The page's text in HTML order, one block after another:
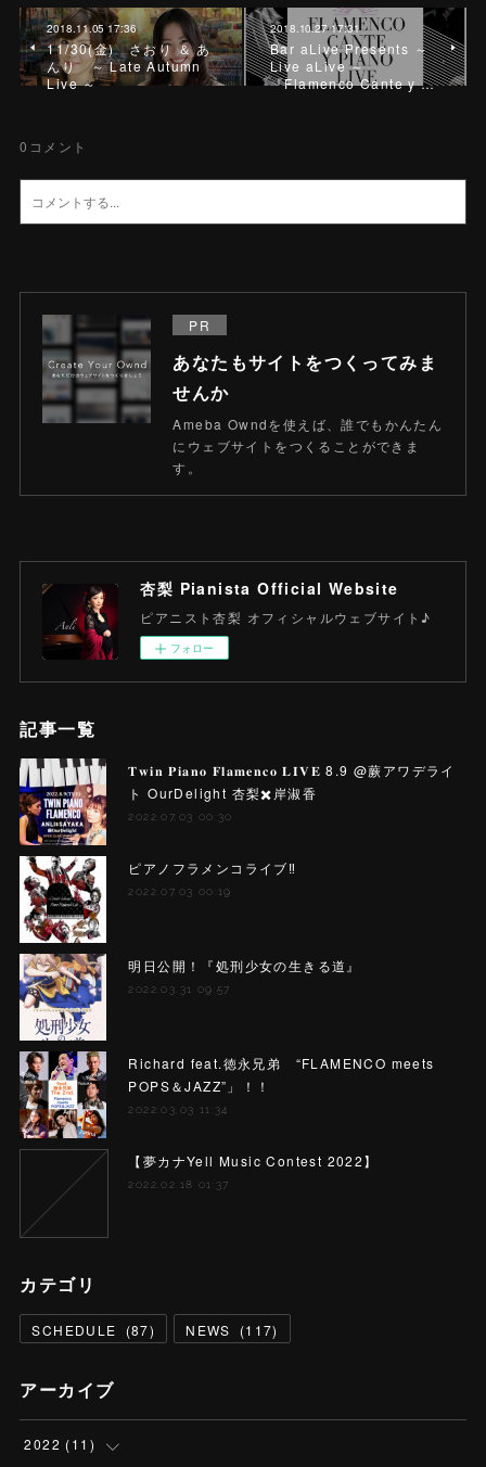
2018.11.05 17:36
11/30(金) さおり ＆ あ
んり ～ Late Autumn
Live ～
2018.10.27 17:31
Bar aLive Presents ～
Live aLive ～
『Flamenco Cante y …
0 コメント
PR
あなたもサイトをつくってみま
せんか
Ameba Owndを使えば、誰でもかんたん
にウェブサイトをつくることができま
す。
杏梨 Pianista Official Website
ピアニスト杏梨 オフィシャルウェブサイト♪
フォロー
記事一覧
𝐓𝐰𝐢𝐧 𝐏𝐢𝐚𝐧𝐨 𝐅𝐥𝐚𝐦𝐞𝐧𝐜𝐨 𝐋𝐈𝐕𝐄 8.9 @蕨アワデライ
ト OurDelight 杏梨✖️岸淑香
2022.07.03 00:30
ピアノフラメンコライブ‼️
2022.07.03 00:19
明日公開！『処刑少女の生きる道』
2022.03.31 09:57
Richard feat.徳永兄弟 “FLAMENCO meets
POPS＆JAZZ”」！！
2022.03.03 11:34
【夢カナYell Music Contest 2022】
2022.02.18 01:37
カテゴリ
SCHEDULE (87) NEWS (117)
アーカイブ
2022 (11 )